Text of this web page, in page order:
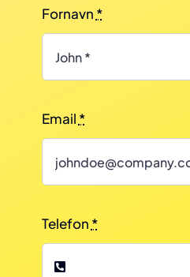
Fornavn *
Email *
Telefon *